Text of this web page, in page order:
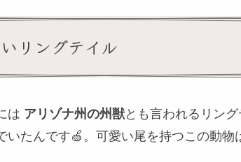
リングテイル
は アリゾナ州の州獣とも言われるリン
いたんです🍏。可愛い尾を持つこの動物